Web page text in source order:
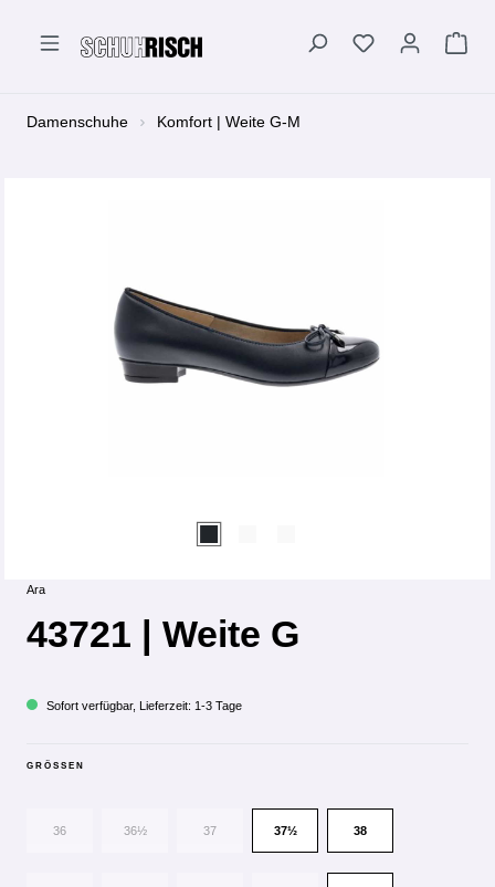
Damenschuhe Komfort | Weite G-M
Ara
43721 | Weite G
Sofort verfügbar, Lieferzeit: 1-3 Tage
GRÖSSEN
36 36½ 37 37½ 38